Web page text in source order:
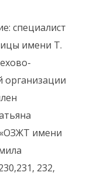
специалист
имени Т.
организации
имени
232,